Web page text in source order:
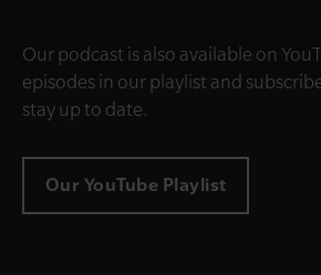
Our podcast is also available on
episodes in our playlist and
stay up to date.
Our YouTube Playlist